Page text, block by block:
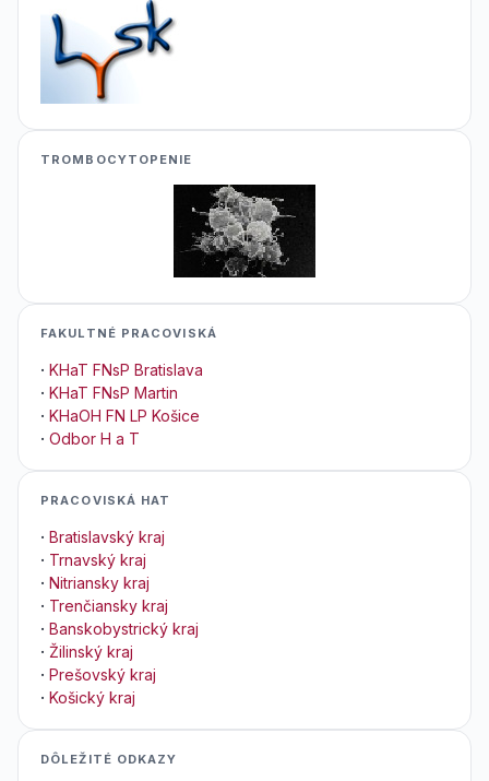
TROMBOCYTOPENIE
FAKULTNÉ PRACOVISKÁ
· KHaT FNsP Bratislava
· KHaT FNsP Martin
· KHaOH FN LP Košice
· Odbor H a T
PRACOVISKÁ HAT
· Bratislavský kraj
· Trnavský kraj
· Nitriansky kraj
· Trenčiansky kraj
· Banskobystrický kraj
· Žilinský kraj
· Prešovský kraj
· Košický kraj
DÔLEŽITÉ ODKAZY